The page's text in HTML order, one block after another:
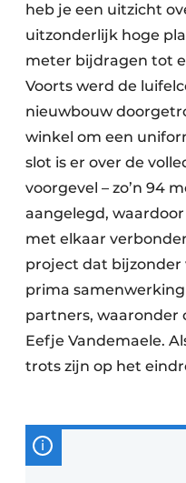
heb je een uitzicht
uitzonderlijk hoge
meter bijdragen tot
Voorts werd de
nieuwbouw
winkel om een
slot is er over de
voorgevel – zo’n 94
aangelegd,
met elkaar
project dat bijzonder
prima
partners,
Eefje Vandemaele.
trots zijn op het